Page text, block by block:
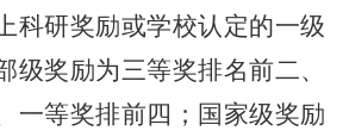
科研奖励或学校认定的一级
级奖励为三等奖排名前二、
一等奖排前四；国家级奖励